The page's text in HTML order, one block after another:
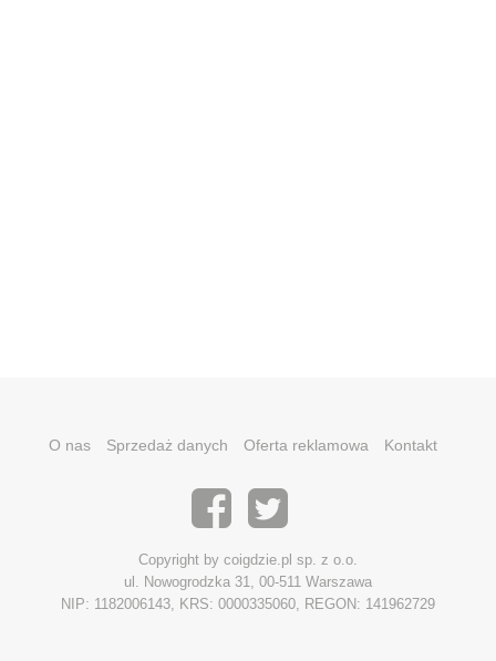
O nas Sprzedaż danych Oferta reklamowa Kontakt
Copyright by coigdzie.pl sp. z o.o.
ul. Nowogrodzka 31, 00-511 Warszawa
NIP: 1182006143, KRS: 0000335060, REGON: 141962729